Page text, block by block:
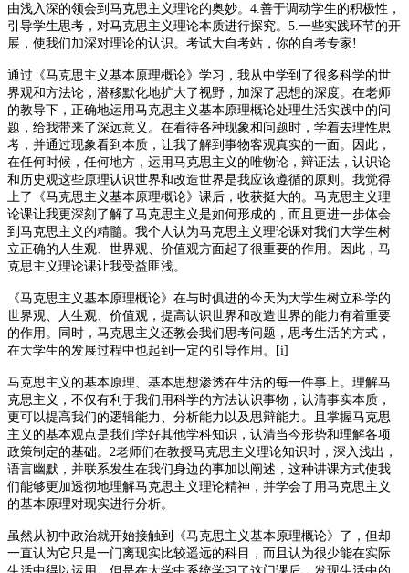
由浅入深的领会到马克思主义理论的奥妙。4.善于调动学生的积极性，
引导学生思考，对马克思主义理论本质进行探究。5.一些实践环节的开
展，使我们加深对理论的认识。考试大自考站，你的自考专家!
通过《马克思主义基本原理概论》学习，我从中学到了很多科学的世
界观和方法论，潜移默化地扩大了视野，加深了思想的深度。在老师
的教导下，正确地运用马克思主义基本原理概论处理生活实践中的问
题，给我带来了深远意义。在看待各种现象和问题时，学着去理性思
考，并通过现象看到本质，让我了解到事物客观真实的一面。因此，
在任何时候，任何地方，运用马克思主义的唯物论，辩证法，认识论
和历史观这些原理认识世界和改造世界是我应该遵循的原则。我觉得
上了《马克思主义基本原理概论》课后，收获挺大的。马克思主义理
论课让我更深刻了解了马克思主义是如何形成的，而且更进一步体会
到马克思主义的精髓。我个人认为马克思主义理论课对我们大学生树
立正确的人生观、世界观、价值观方面起了很重要的作用。因此，马
克思主义理论课让我受益匪浅。
《马克思主义基本原理概论》在与时俱进的今天为大学生树立科学的
世界观、人生观、价值观，提高认识世界和改造世界的能力有着重要
的作用。同时，马克思主义还教会我们思考问题，思考生活的方式，
在大学生的发展过程中也起到一定的引导作用。[i]
马克思主义的基本原理、基本思想渗透在生活的每一件事上。理解马
克思主义，不仅有利于我们用科学的方法认识事物，认清事实本质，
更可以提高我们的逻辑能力、分析能力以及思辩能力。且掌握马克思
主义的基本观点是我们学好其他学科知识，认清当今形势和理解各项
政策制定的基础。2老师们在教授马克思主义理论知识时，深入浅出，
语言幽默，并联系发生在我们身边的事加以阐述，这种讲课方式使我
们能够更加透彻地理解马克思主义理论精神，并学会了用马克思主义
的基本原理对现实进行分析。
虽然从初中政治就开始接触到《马克思主义基本原理概论》了，但却
一直认为它只是一门离现实比较遥远的科目，而且认为很少能在实际